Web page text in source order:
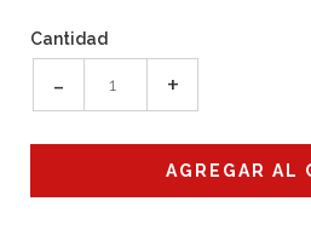
Cantidad
- +